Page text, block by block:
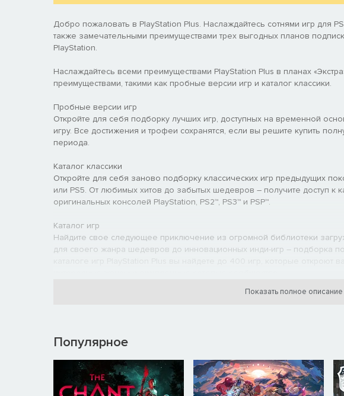
Добро пожаловать в PlayStation Plus. Наслаждайтесь сотнями игр для
также замечательными преимуществами трех выгодных планов
PlayStation.
Наслаждайтесь всеми преимуществами PlayStation Plus в планах
преимуществами, такими как пробные версии игр и каталог классики.
Пробные версии игр
Откройте для себя подборку лучших игр, доступных на временной
игру. Все достижения и трофеи сохранятся, если вы решите купить
периода.
Каталог классики
Откройте для себя заново подборку классических игр предыдущих
или PS5. От любимых хитов до забытых шедевров – получите доступ к
оригинальных консолей PlayStation, PS2™, PS3™ и PSP™.
Каталог игр
Найдите свое следующее приключение из огромной библиотеки
для своего жанра шедевров до инновационных инди-игр – подборка
Пополняйте свою коллекцию новыми играми для PS4 каждый месяц –
PS5. Вы сможете играть в них, пока действует ваша подписка.
Показать полное описание
Популярное